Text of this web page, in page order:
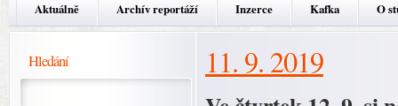
Aktuálně Archív reportáží Inzerce Kafka O
Hledání 11. 9. 2019